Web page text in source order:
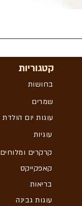
קטגוריות
בחושות
שמרים
עוגות יום הולדת
עוגיות
קרקרים ומלוחים
קאפקייקס
בריאות
עוגות גבינה